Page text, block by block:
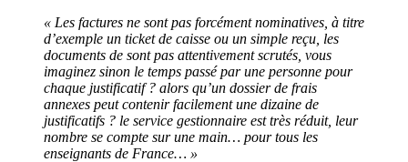
« Les factures ne sont pas forcément nominatives, à titre
d’exemple un ticket de caisse ou un simple reçu, les
documents de sont pas attentivement scrutés, vous
imaginez sinon le temps passé par une personne pour
chaque justificatif ? alors qu’un dossier de frais
annexes peut contenir facilement une dizaine de
justificatifs ? le service gestionnaire est très réduit, leur
nombre se compte sur une main… pour tous les
enseignants de France… »